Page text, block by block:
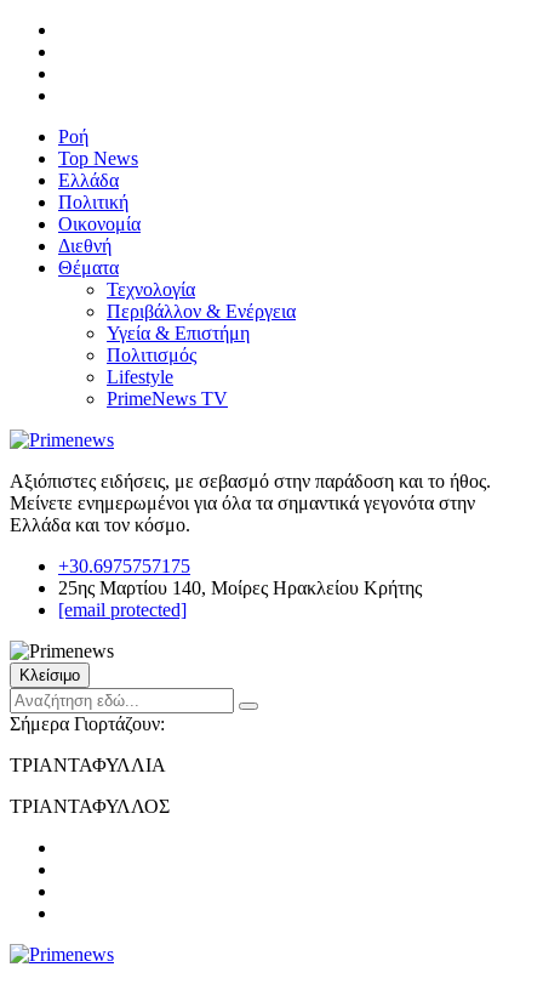
Ροή
Top News
Ελλάδα
Πολιτική
Οικονομία
Διεθνή
Θέματα
Τεχνολογία
Περιβάλλον & Ενέργεια
Υγεία & Επιστήμη
Πολιτισμός
Lifestyle
PrimeNews TV
Αξιόπιστες ειδήσεις, με σεβασμό στην παράδοση και το ήθος.
Μείνετε ενημερωμένοι για όλα τα σημαντικά γεγονότα στην
Ελλάδα και τον κόσμο.
+30.6975757175
25ης Μαρτίου 140, Μοίρες Ηρακλείου Κρήτης
[email protected]
Κλείσιμο
Σήμερα Γιορτάζουν:
ΤΡΙΑΝΤΑΦΥΛΛΙΑ
ΤΡΙΑΝΤΑΦΥΛΛΟΣ